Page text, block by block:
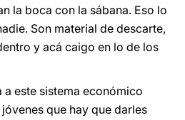
la boca con la sábana. Eso lo
Son material de descarte,
y acá caigo en lo de los
este sistema económico
que hay que darles